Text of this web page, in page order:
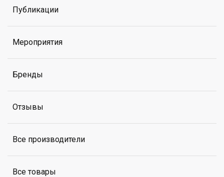
Публикации
Мероприятия
Бренды
Отзывы
Все производители
Все товары